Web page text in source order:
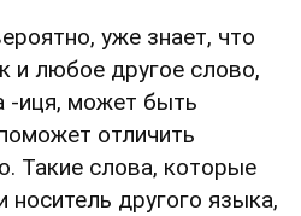
уже знает, что
и любое другое слово,
-иця, может быть
отличить
Такие слова, которые
носитель другого языка,